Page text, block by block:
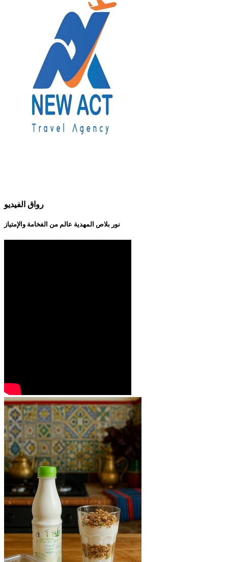
رواق الفيديو
نور بلاص المهدية عالم من الفخامة والإمتياز